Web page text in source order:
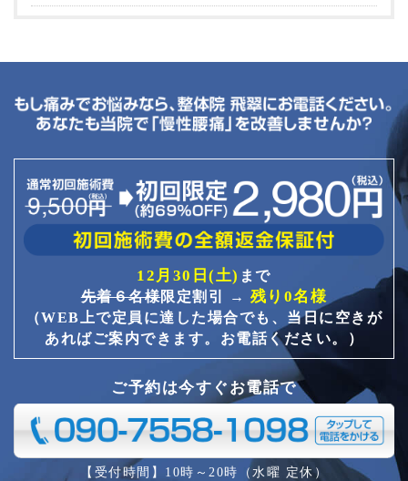
12月30日(土) まで
先着６名様限定割引 → 残り0名様
（WEB上で定員に達した場合でも、当日に空きが
あればご案内できます。お電話ください。）
ご予約は今すぐお電話で
【受付時間】10時～20時（水曜 定休）